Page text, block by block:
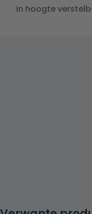
In hoogte